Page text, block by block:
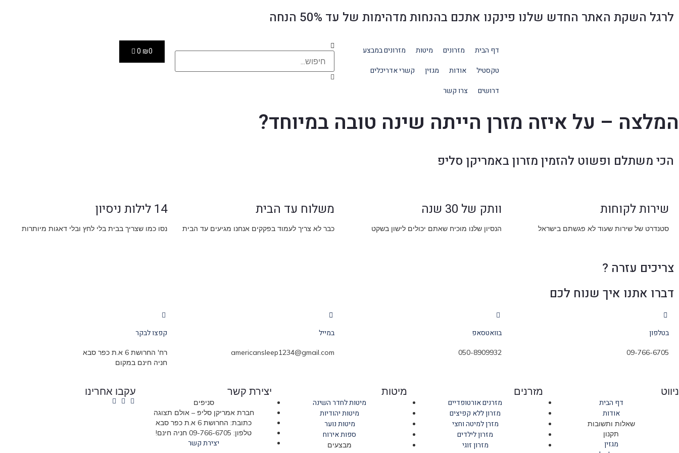
לרגל השקת האתר החדש שלנו פינקנו אתכם בהנחות מדהימות של עד 50% הנחה
דף הבית מזרונים מיטות
מזרונים במבצע
טקסטיל
אודות מגזין
קשרי אדריכלים
דרושים
צרו קשר
₪0
0
המלצה – על איזה מזרן הייתה שינה טובה במיוחד?
הכי משתלם ופשוט להזמין מזרון באמריקן סליפ
שירות לקוחות
סטנדרט של שירות שעוד לא פגשתם בישראל
וותק של 30 שנה
הנסיון שלנו מוכיח שאתם יכולים לישון בשקט
משלוח עד הבית
כבר לא צריך לעמוד בפקקים אנחנו מגיעים עד הבית
14 לילות ניסיון
נסו כמו שצריך בבית בלי לחץ ובלי דאגות מיותרות
צריכים עזרה ?
דברו אתנו איך שנוח לכם
בטלפון
09-766-6705
בוואטסאפ
050-8909932
במייל
americansleep1234@gmail.com
קפצו לבקר
רח' החרושת 6 א.ת כפר סבא
חניה חינם במקום
ניווט
דף הבית
אודות
שאלות ותשובות
תקנון
מגזין
מזרנים
מזרנים אורטופדיים
מזרון ללא קפיצים
מזרן למיטה וחצי
מזרון לילדים
מזרון זוגי
מיטות
מיטות לחדר השינה
מיטות יהודיות
מיטות נוער
ספות אירוח
מבצעים
יצירת קשר
סניפים
חברת אמריקן סליפ – אולם תצוגה
כתובת: החרושת 6 א.ת כפר סבא
טלפון: 09-766-6705 חניה חינם!
יצירת קשר
עקבו אחרינו